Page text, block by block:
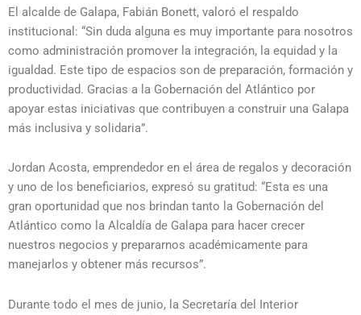
El alcalde de Galapa, Fabián Bonett, valoró el respaldo
institucional: “Sin duda alguna es muy importante para nosotros
como administración promover la integración, la equidad y la
igualdad. Este tipo de espacios son de preparación, formación y
productividad. Gracias a la Gobernación del Atlántico por
apoyar estas iniciativas que contribuyen a construir una Galapa
más inclusiva y solidaria”.
Jordan Acosta, emprendedor en el área de regalos y decoración
y uno de los beneficiarios, expresó su gratitud: “Esta es una
gran oportunidad que nos brindan tanto la Gobernación del
Atlántico como la Alcaldía de Galapa para hacer crecer
nuestros negocios y prepararnos académicamente para
manejarlos y obtener más recursos”.
Durante todo el mes de junio, la Secretaría del Interior